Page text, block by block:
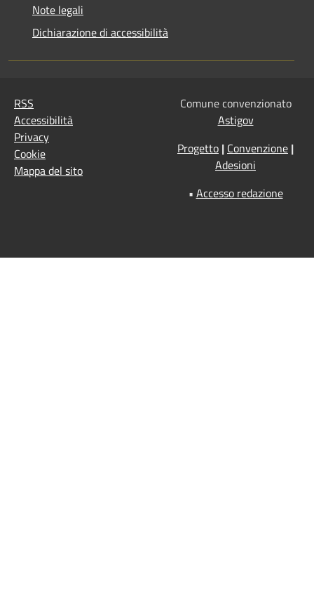
Note legali
Dichiarazione di accessibilità
RSS
Accessibilità
Privacy
Cookie
Mappa del sito
Comune convenzionato
Astigov
Progetto | Convenzione |
Adesioni
• Accesso redazione